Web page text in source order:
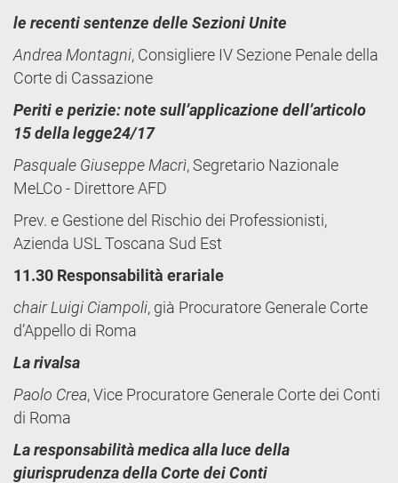
le recenti sentenze delle Sezioni Unite
Andrea Montagni, Consigliere IV Sezione Penale della
Corte di Cassazione
Periti e perizie: note sull’applicazione dell’articolo
15 della legge24/17
Pasquale Giuseppe Macrì, Segretario Nazionale
MeLCo - Direttore AFD
Prev. e Gestione del Rischio dei Professionisti,
Azienda USL Toscana Sud Est
11.30 Responsabilità erariale
chair Luigi Ciampoli, già Procuratore Generale Corte
d’Appello di Roma
La rivalsa
Paolo Crea, Vice Procuratore Generale Corte dei Conti
di Roma
La responsabilità medica alla luce della
giurisprudenza della Corte dei Conti